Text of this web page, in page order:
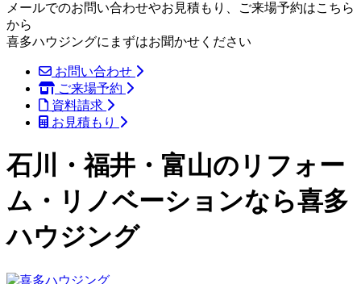
メールでのお問い合わせやお見積もり、ご来場予約はこちら
から
喜多ハウジングにまずはお聞かせください
お問い合わせ
ご来場予約
資料請求
お見積もり
石川・福井・富山のリフォー
ム・リノベーションなら喜多
ハウジング